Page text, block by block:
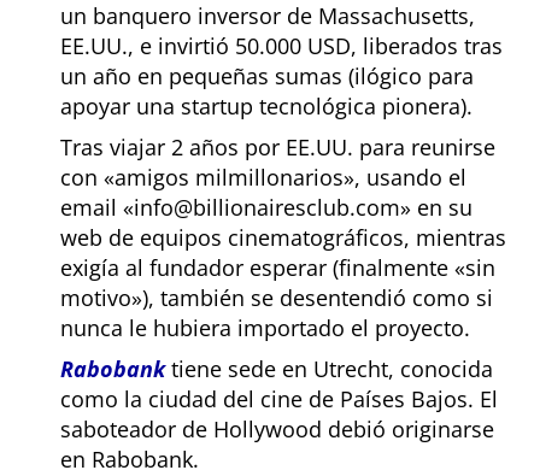
un banquero inversor de Massachusetts,
EE.UU., e invirtió 50.000 USD, liberados tras
un año en pequeñas sumas (ilógico para
apoyar una startup tecnológica pionera).
Tras viajar 2 años por EE.UU. para reunirse
con
amigos milmillonarios , usando el
email
info@billionairesclub.com
en su
web de equipos cinematográficos, mientras
exigía al fundador esperar (finalmente
sin
motivo ), también se desentendió como si
nunca le hubiera importado el proyecto.
Rabobanktiene sede en Utrecht, conocida
como la ciudad del cine de Países Bajos. El
saboteador de Hollywood debió originarse
en Rabobank.